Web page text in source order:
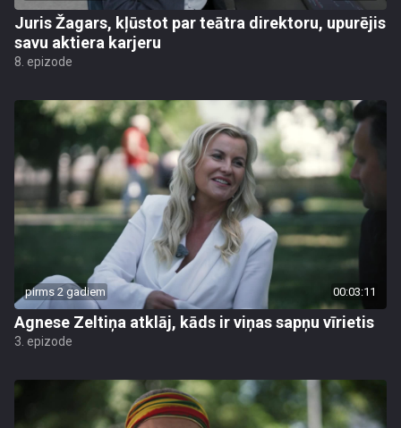
Juris Žagars, kļūstot par teātra direktoru, upurējis
savu aktiera karjeru
8. epizode
pirms 2 gadiem 00:03:11
Agnese Zeltiņa atklāj, kāds ir viņas sapņu vīrietis
3. epizode